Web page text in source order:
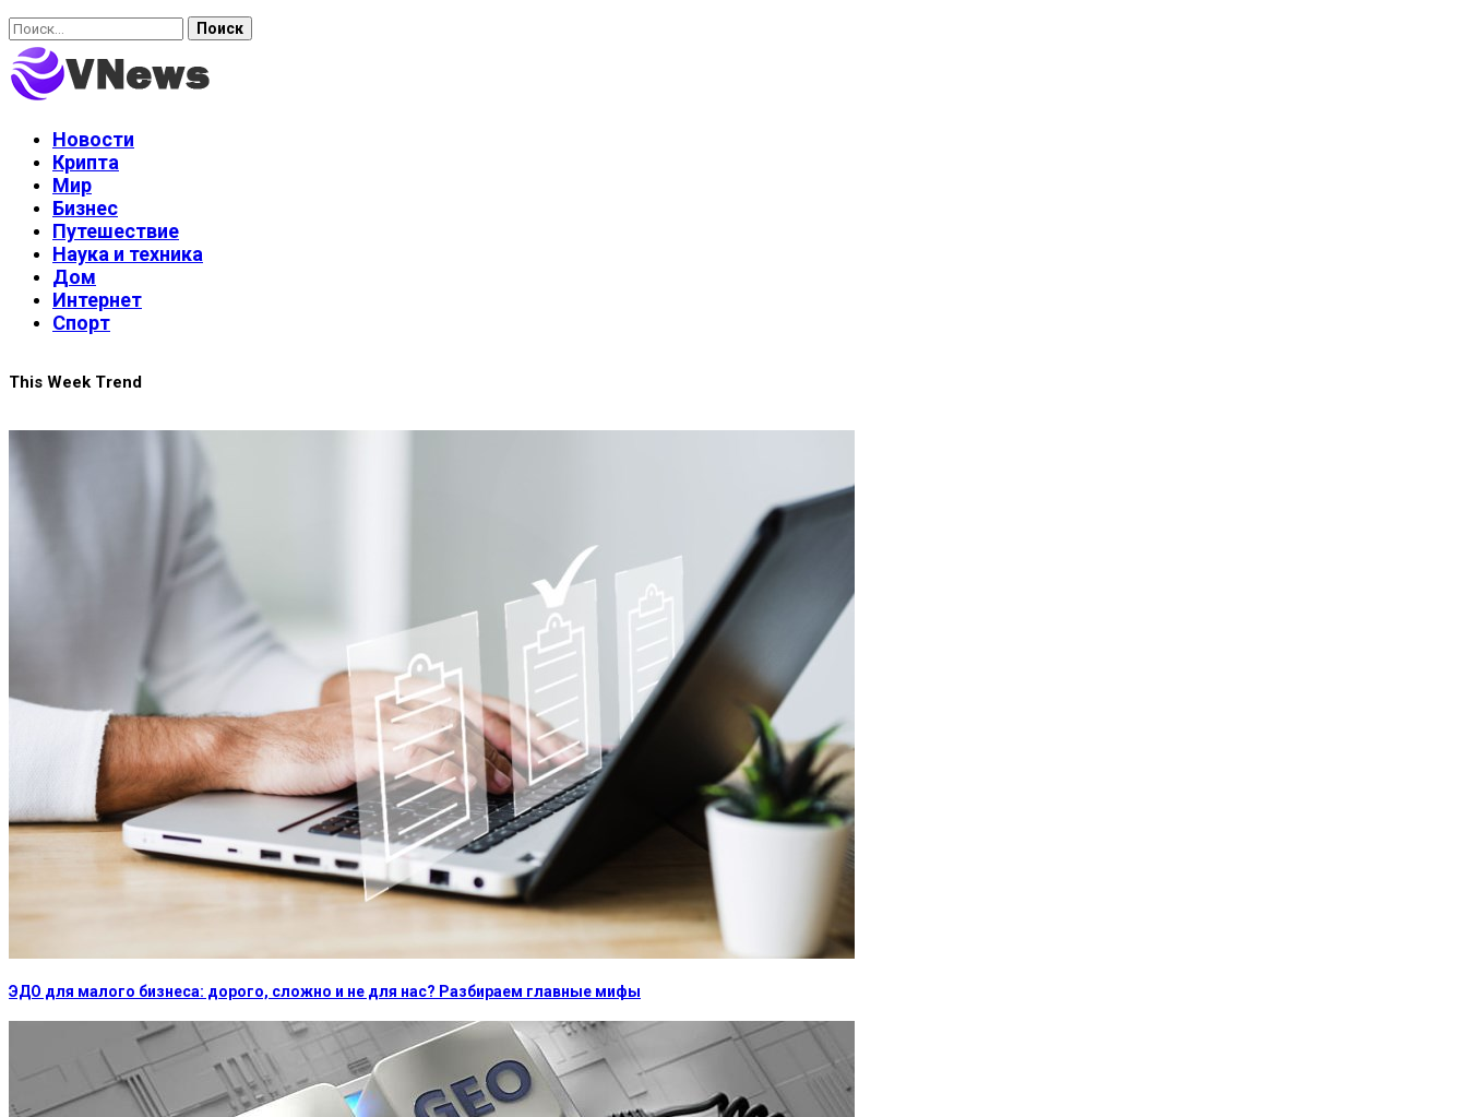
Найти:
Новости
Крипта
Мир
Бизнес
Путешествие
Наука и техника
Дом
Интернет
Спорт
This Week Trend
ЭДО для малого бизнеса: дорого, сложно и не для нас? Разбираем главные мифы